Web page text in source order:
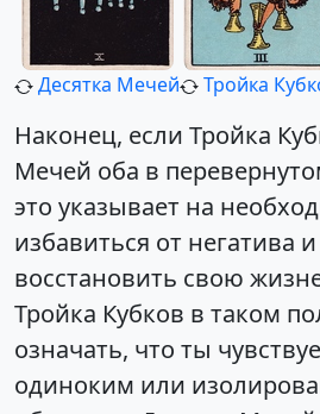
Десятка Мечей Тройка
Наконец, если Тройка
Мечей оба в
это указывает на
избавиться от негатива
восстановить свою
Тройка Кубков в таком
означать, что ты
одиноким или